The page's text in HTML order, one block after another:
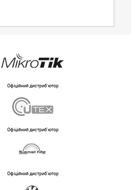
Офіційний дистриб'ютор
Офіційний дистриб'ютор
Офіційний дистриб'ютор